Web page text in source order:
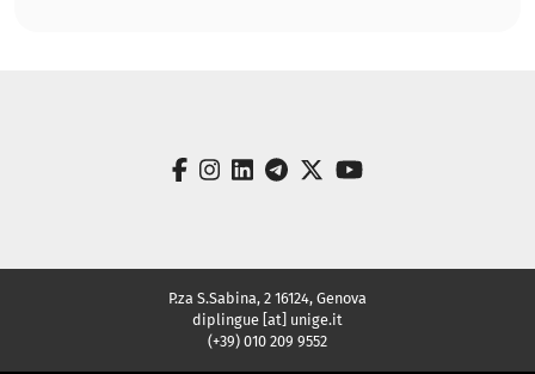
facebook
instagram
linkedin
telegram
twitteryoutube
P.za S.Sabina, 2 16124, Genova
diplingue [at] unige.it
(+39) 010 209 9552